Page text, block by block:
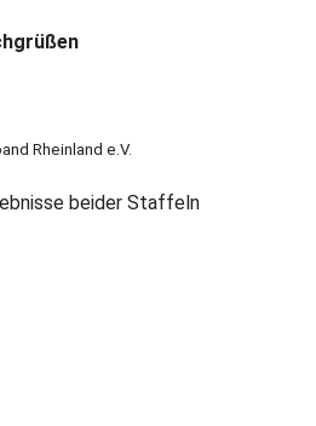
Rheinland e.V.
beider Staffeln